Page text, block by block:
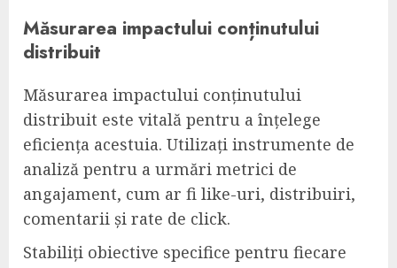
Măsurarea impactului conținutului
distribuit
Măsurarea impactului conținutului
distribuit este vitală pentru a înțelege
eficiența acestuia. Utilizați instrumente de
analiză pentru a urmări metrici de
angajament, cum ar fi like-uri, distribuiri,
comentarii și rate de click.
Stabiliți obiective specifice pentru fiecare